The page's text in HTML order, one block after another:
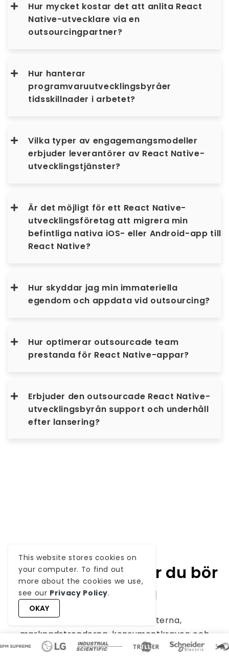
Hur mycket kostar det att anlita React
Native-utvecklare via en
outsourcingpartner?
Hur hanterar
programvaruutvecklingsbyråer
tidsskillnader i arbetet?
Vilka typer av engagemangsmodeller
erbjuder leverantörer av React Native-
utvecklingstjänster?
Är det möjligt för ett React Native-
utvecklingsföretag att migrera min
befintliga nativa iOS- eller Android-app till
React Native?
Hur skyddar jag min immateriella
egendom och appdata vid outsourcing?
Hur optimerar outsourcade team
prestanda för React Native-appar?
Erbjuder den outsourcade React Native-
utvecklingsbyrån support och underhåll
efter lansering?
Relaterade artiklar du bör
läsa nästa
Utforska de senaste insikterna,
marknadstrenderna, konsumentkraven och
expertis i vår Knowledge Corner där du hittar en
This website stores cookies on
your computer. To find out
more about the cookies we use,
see our Privacy Policy.
OKAY